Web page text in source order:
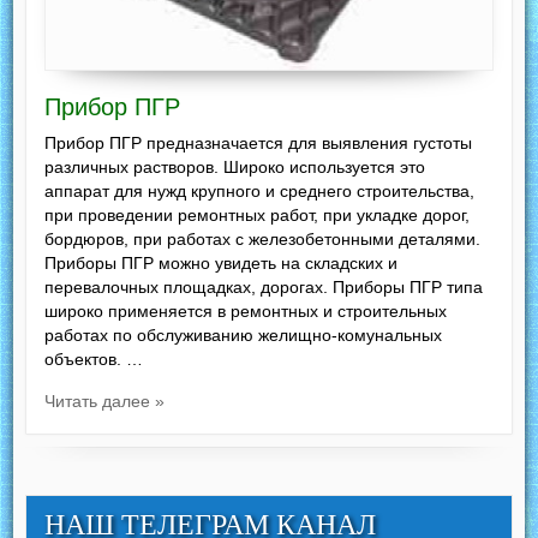
Прибор ПГР
Прибор ПГР предназначается для выявления густоты
различных растворов. Широко используется это
аппарат для нужд крупного и среднего строительства,
при проведении ремонтных работ, при укладке дорог,
бордюров, при работах с железобетонными деталями.
Приборы ПГР можно увидеть на складских и
перевалочных площадках, дорогах. Приборы ПГР типа
широко применяется в ремонтных и строительных
работах по обслуживанию желищно-комунальных
объектов. …
Читать далее »
НАШ ТЕЛЕГРАМ КАНАЛ